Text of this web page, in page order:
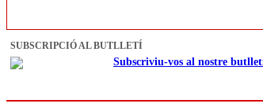
SUBSCRIPCIÓ AL BUTLLETÍ
Subscriviu-vos al nostre